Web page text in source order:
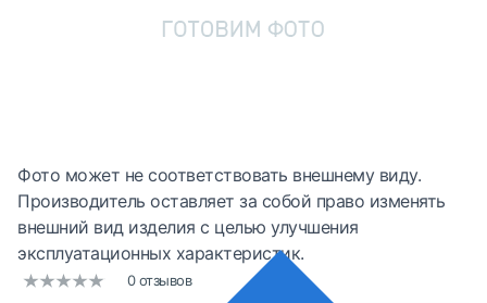
Фото может не соответствовать внешнему виду.
Производитель оставляет за собой право изменять
внешний вид изделия с целью улучшения
эксплуатационных характеристик.
0 отзывов